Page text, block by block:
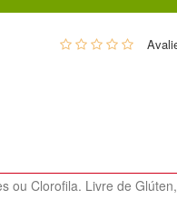
ou Clorofila. Livre de Glúten,